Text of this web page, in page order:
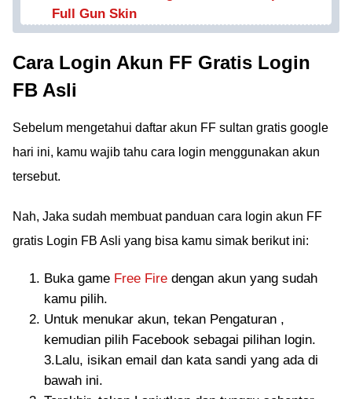
Full Gun Skin
Cara Login Akun FF Gratis Login
FB Asli
Sebelum mengetahui daftar akun FF sultan gratis google
hari ini, kamu wajib tahu cara login menggunakan akun
tersebut.
Nah, Jaka sudah membuat panduan cara login akun FF
gratis Login FB Asli yang bisa kamu simak berikut ini:
Buka game Free Fire dengan akun yang sudah
kamu pilih.
Untuk menukar akun, tekan Pengaturan ,
kemudian pilih Facebook sebagai pilihan login.
3.Lalu, isikan email dan kata sandi yang ada di
bawah ini.